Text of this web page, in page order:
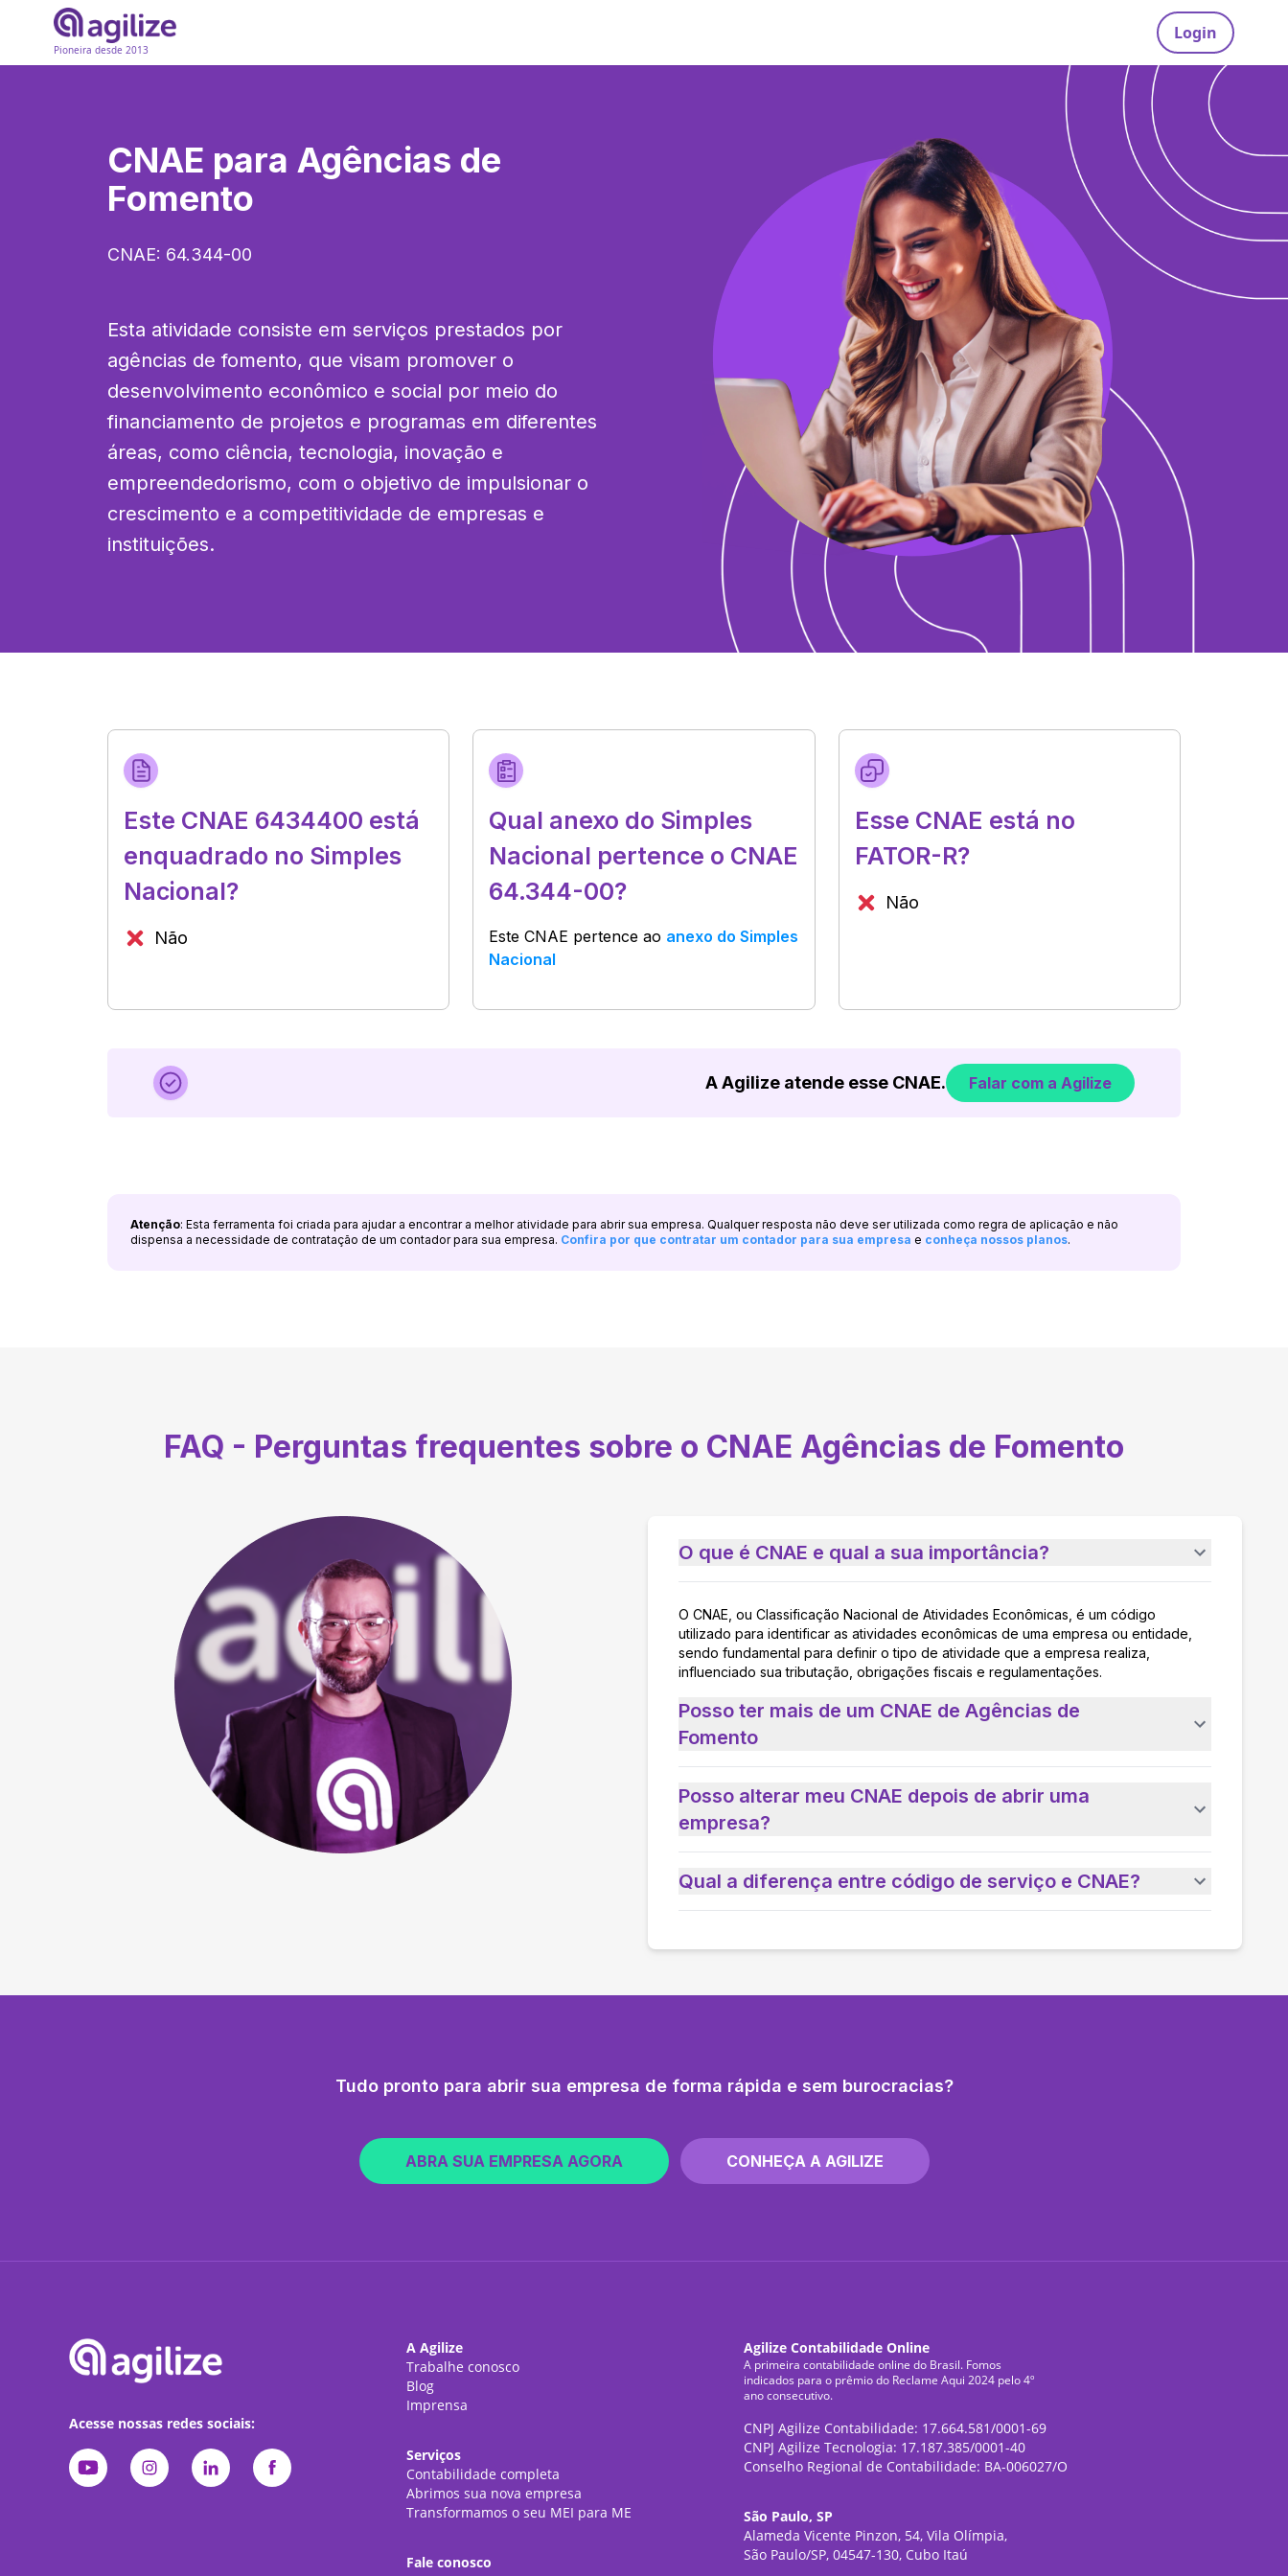
Pioneira desde 2013
Login
CNAE para Agências de
Fomento
CNAE: 64.344-00
Esta atividade consiste em serviços prestados por
agências de fomento, que visam promover o
desenvolvimento econômico e social por meio do
financiamento de projetos e programas em diferentes
áreas, como ciência, tecnologia, inovação e
empreendedorismo, com o objetivo de impulsionar o
crescimento e a competitividade de empresas e
instituições.
Este CNAE 6434400 está
enquadrado no Simples
Nacional?
Não
Qual anexo do Simples
Nacional pertence o CNAE
64.344-00?
Este CNAE pertence ao anexo do Simples
Nacional
Esse CNAE está no
FATOR-R?
Não
A Agilize atende esse CNAE. Falar com a Agilize
Atenção: Esta ferramenta foi criada para ajudar a encontrar a melhor atividade para abrir sua empresa. Qualquer resposta não deve ser utilizada como regra de aplicação e não
dispensa a necessidade de contratação de um contador para sua empresa. Confira por que contratar um contador para sua empresa e conheça nossos planos.
FAQ - Perguntas frequentes sobre o CNAE Agências de Fomento
O que é CNAE e qual a sua importância?
O CNAE, ou Classificação Nacional de Atividades Econômicas, é um código
utilizado para identificar as atividades econômicas de uma empresa ou entidade,
sendo fundamental para definir o tipo de atividade que a empresa realiza,
influenciado sua tributação, obrigações fiscais e regulamentações.
Posso ter mais de um CNAE de Agências de
Fomento
Posso alterar meu CNAE depois de abrir uma
empresa?
Qual a diferença entre código de serviço e CNAE?
Tudo pronto para abrir sua empresa de forma rápida e sem burocracias?
ABRA SUA EMPRESA AGORA CONHEÇA A AGILIZE
Acesse nossas redes sociais:
A Agilize
Trabalhe conosco
Blog
Imprensa
Serviços
Contabilidade completa
Abrimos sua nova empresa
Transformamos o seu MEI para ME
Fale conosco
Agilize Contabilidade Online
A primeira contabilidade online do Brasil. Fomos
indicados para o prêmio do Reclame Aqui 2024 pelo 4º
ano consecutivo.
CNPJ Agilize Contabilidade: 17.664.581/0001-69
CNPJ Agilize Tecnologia: 17.187.385/0001-40
Conselho Regional de Contabilidade: BA-006027/O
São Paulo, SP
Alameda Vicente Pinzon, 54, Vila Olímpia,
São Paulo/SP, 04547-130, Cubo Itaú